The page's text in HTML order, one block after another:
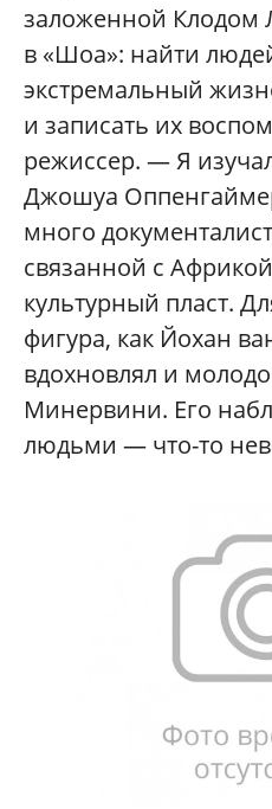
заложенной Клодом
в «Шоа»: найти
экстремальный
и записать их
режиссер. — Я
Джошуа
много
связанной с
культурный пласт.
фигура, как Йохан
вдохновлял и
Минервини. Его
людьми — что-то